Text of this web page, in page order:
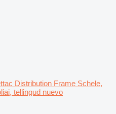
Distribution Frame Schele,
tellingud nuevo